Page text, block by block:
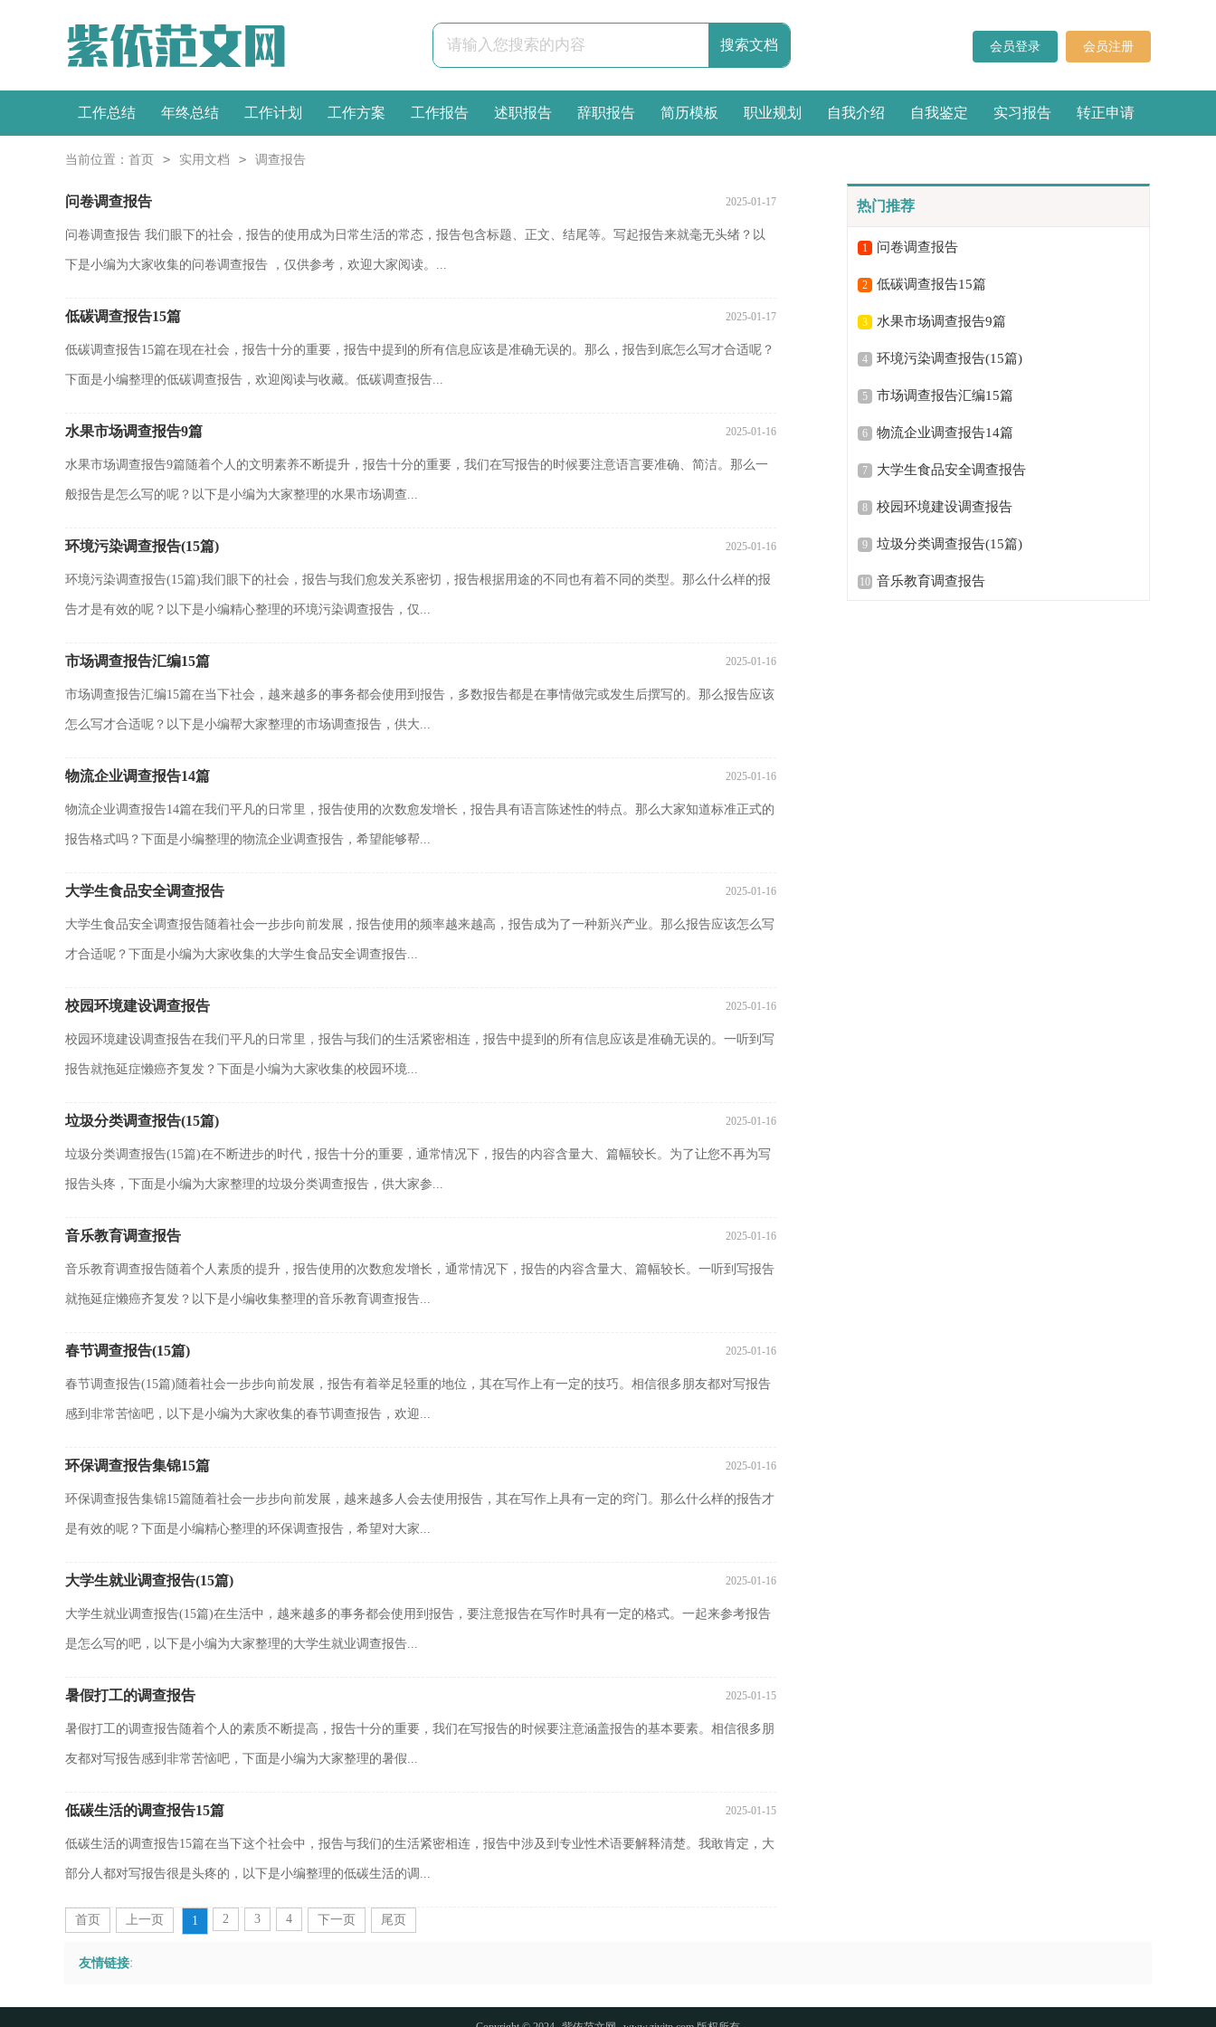
会员登录 会员注册
工作总结 年终总结 工作计划 工作方案 工作报告 述职报告 辞职报告 简历模板 职业规划 自我介绍 自我鉴定 实习报告 转正申请
当前位置： 首页 > 实用文档 > 调查报告
问卷调查报告 2025-01-17
问卷调查报告 我们眼下的社会，报告的使用成为日常生活的常态，报告包含标题、正文、结尾等。写起报告来就毫无头绪？以
下是小编为大家收集的问卷调查报告 ，仅供参考，欢迎大家阅读。...
低碳调查报告15篇 2025-01-17
低碳调查报告15篇在现在社会，报告十分的重要，报告中提到的所有信息应该是准确无误的。那么，报告到底怎么写才合适呢？
下面是小编整理的低碳调查报告，欢迎阅读与收藏。低碳调查报告...
水果市场调查报告9篇 2025-01-16
水果市场调查报告9篇随着个人的文明素养不断提升，报告十分的重要，我们在写报告的时候要注意语言要准确、简洁。那么一
般报告是怎么写的呢？以下是小编为大家整理的水果市场调查...
环境污染调查报告(15篇) 2025-01-16
环境污染调查报告(15篇)我们眼下的社会，报告与我们愈发关系密切，报告根据用途的不同也有着不同的类型。那么什么样的报
告才是有效的呢？以下是小编精心整理的环境污染调查报告，仅...
市场调查报告汇编15篇 2025-01-16
市场调查报告汇编15篇在当下社会，越来越多的事务都会使用到报告，多数报告都是在事情做完或发生后撰写的。那么报告应该
怎么写才合适呢？以下是小编帮大家整理的市场调查报告，供大...
物流企业调查报告14篇 2025-01-16
物流企业调查报告14篇在我们平凡的日常里，报告使用的次数愈发增长，报告具有语言陈述性的特点。那么大家知道标准正式的
报告格式吗？下面是小编整理的物流企业调查报告，希望能够帮...
大学生食品安全调查报告 2025-01-16
大学生食品安全调查报告随着社会一步步向前发展，报告使用的频率越来越高，报告成为了一种新兴产业。那么报告应该怎么写
才合适呢？下面是小编为大家收集的大学生食品安全调查报告...
校园环境建设调查报告 2025-01-16
校园环境建设调查报告在我们平凡的日常里，报告与我们的生活紧密相连，报告中提到的所有信息应该是准确无误的。一听到写
报告就拖延症懒癌齐复发？下面是小编为大家收集的校园环境...
垃圾分类调查报告(15篇) 2025-01-16
垃圾分类调查报告(15篇)在不断进步的时代，报告十分的重要，通常情况下，报告的内容含量大、篇幅较长。为了让您不再为写
报告头疼，下面是小编为大家整理的垃圾分类调查报告，供大家参...
音乐教育调查报告 2025-01-16
音乐教育调查报告随着个人素质的提升，报告使用的次数愈发增长，通常情况下，报告的内容含量大、篇幅较长。一听到写报告
就拖延症懒癌齐复发？以下是小编收集整理的音乐教育调查报告...
春节调查报告(15篇) 2025-01-16
春节调查报告(15篇)随着社会一步步向前发展，报告有着举足轻重的地位，其在写作上有一定的技巧。相信很多朋友都对写报告
感到非常苦恼吧，以下是小编为大家收集的春节调查报告，欢迎...
环保调查报告集锦15篇 2025-01-16
环保调查报告集锦15篇随着社会一步步向前发展，越来越多人会去使用报告，其在写作上具有一定的窍门。那么什么样的报告才
是有效的呢？下面是小编精心整理的环保调查报告，希望对大家...
大学生就业调查报告(15篇) 2025-01-16
大学生就业调查报告(15篇)在生活中，越来越多的事务都会使用到报告，要注意报告在写作时具有一定的格式。一起来参考报告
是怎么写的吧，以下是小编为大家整理的大学生就业调查报告...
暑假打工的调查报告 2025-01-15
暑假打工的调查报告随着个人的素质不断提高，报告十分的重要，我们在写报告的时候要注意涵盖报告的基本要素。相信很多朋
友都对写报告感到非常苦恼吧，下面是小编为大家整理的暑假...
低碳生活的调查报告15篇 2025-01-15
低碳生活的调查报告15篇在当下这个社会中，报告与我们的生活紧密相连，报告中涉及到专业性术语要解释清楚。我敢肯定，大
部分人都对写报告很是头疼的，以下是小编整理的低碳生活的调...
首页 上一页 1 2 3 4 下一页 尾页
热门推荐
1 问卷调查报告
2 低碳调查报告15篇
3 水果市场调查报告9篇
4 环境污染调查报告(15篇)
5 市场调查报告汇编15篇
6 物流企业调查报告14篇
7 大学生食品安全调查报告
8 校园环境建设调查报告
9 垃圾分类调查报告(15篇)
10 音乐教育调查报告
友情链接: